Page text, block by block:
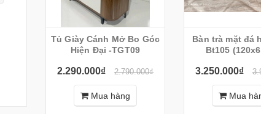
Tủ Giày Cánh Mở Bo Góc
Hiện Đại -TGT09
2.290.000₫ 2.790.000₫
Mua hàng
Bàn trà mặt đá
Bt105
3.250.000₫
Mua